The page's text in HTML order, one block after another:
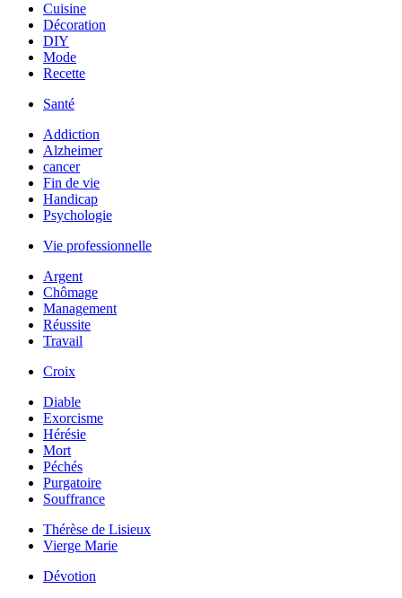
Cuisine
Décoration
DIY
Mode
Recette
Santé
Addiction
Alzheimer
cancer
Fin de vie
Handicap
Psychologie
Vie professionnelle
Argent
Chômage
Management
Réussite
Travail
Croix
Diable
Exorcisme
Hérésie
Mort
Péchés
Purgatoire
Souffrance
Thérèse de Lisieux
Vierge Marie
Dévotion